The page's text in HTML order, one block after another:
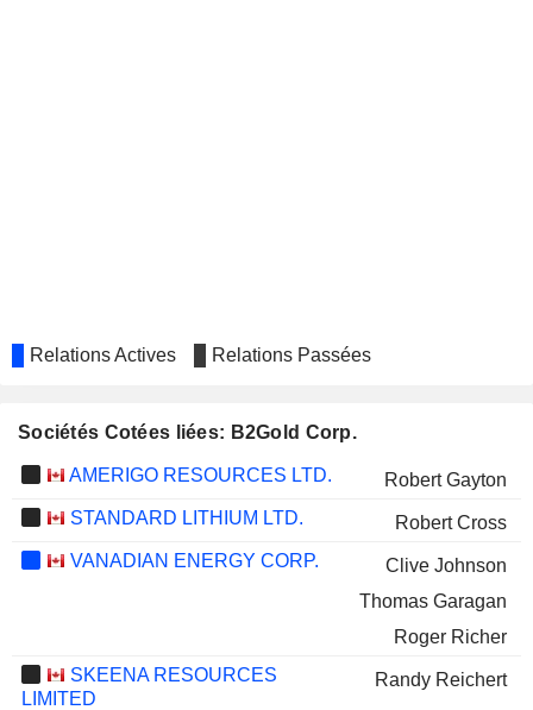
Relations Actives Relations Passées
Sociétés Cotées liées: B2Gold Corp.
AMERIGO RESOURCES LTD.
Robert Gayton
STANDARD LITHIUM LTD.
Robert Cross
VANADIAN ENERGY CORP.
Clive Johnson
Thomas Garagan
Roger Richer
SKEENA RESOURCES
LIMITED
Randy Reichert